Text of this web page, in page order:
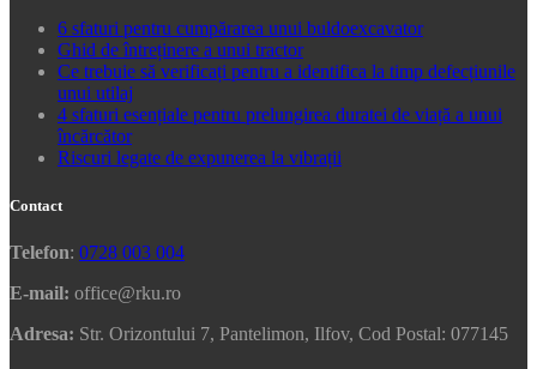
6 sfaturi pentru cumpărarea unui buldoexcavator
Ghid de întreținere a unui tractor
Ce trebuie să verificați pentru a identifica la timp defecțiunile
unui utilaj
4 sfaturi esențiale pentru prelungirea duratei de viață a unui
încărcător
Riscuri legate de expunerea la vibrații
Contact
Telefon: 0728 003 004
E-mail: office@rku.ro
Adresa: Str. Orizontului 7, Pantelimon, Ilfov, Cod Postal: 077145